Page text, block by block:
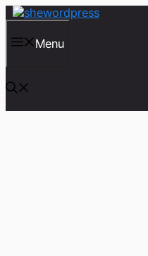
컨
츠
건
너
뛰
기
Menu